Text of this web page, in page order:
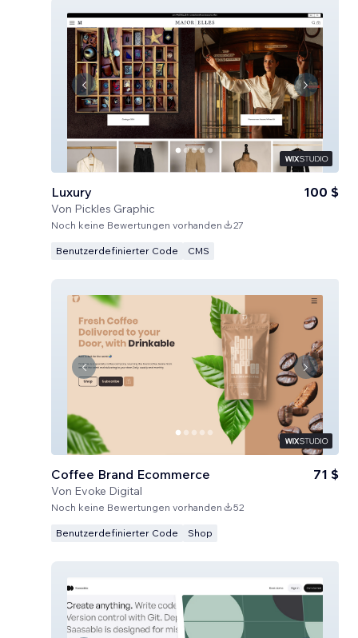
Luxury
Von Pickles Graphic
100 $
Noch keine Bewertungen vorhanden 27
Benutzerdefinierter Code CMS
Coffee Brand Ecommerce
Von Evoke Digital
71 $
Noch keine Bewertungen vorhanden 52
Benutzerdefinierter Code Shop